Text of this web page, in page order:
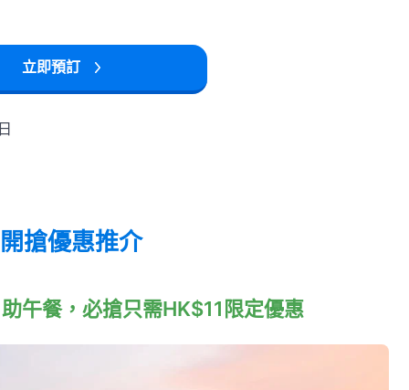
立即預訂
搶優惠推介
午餐，必搶只需HK$11限定優惠